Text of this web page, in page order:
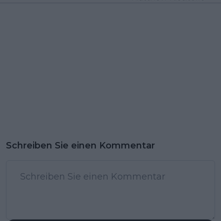
Schreiben Sie einen Kommentar